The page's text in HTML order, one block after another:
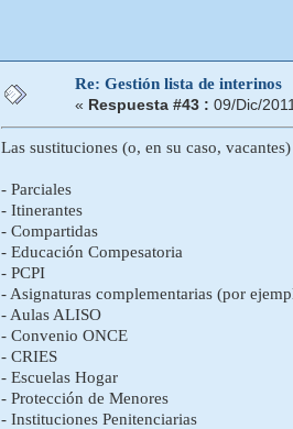
Re: Gestión lista de interinos
« Respuesta #43 : 09/Dic/
Las sustituciones (o, en su caso,
- Parciales
- Itinerantes
- Compartidas
- Educación Compesatoria
- PCPI
- Asignaturas complementarias (por
- Aulas ALISO
- Convenio ONCE
- CRIES
- Escuelas Hogar
- Protección de Menores
- Instituciones Penitenciarias